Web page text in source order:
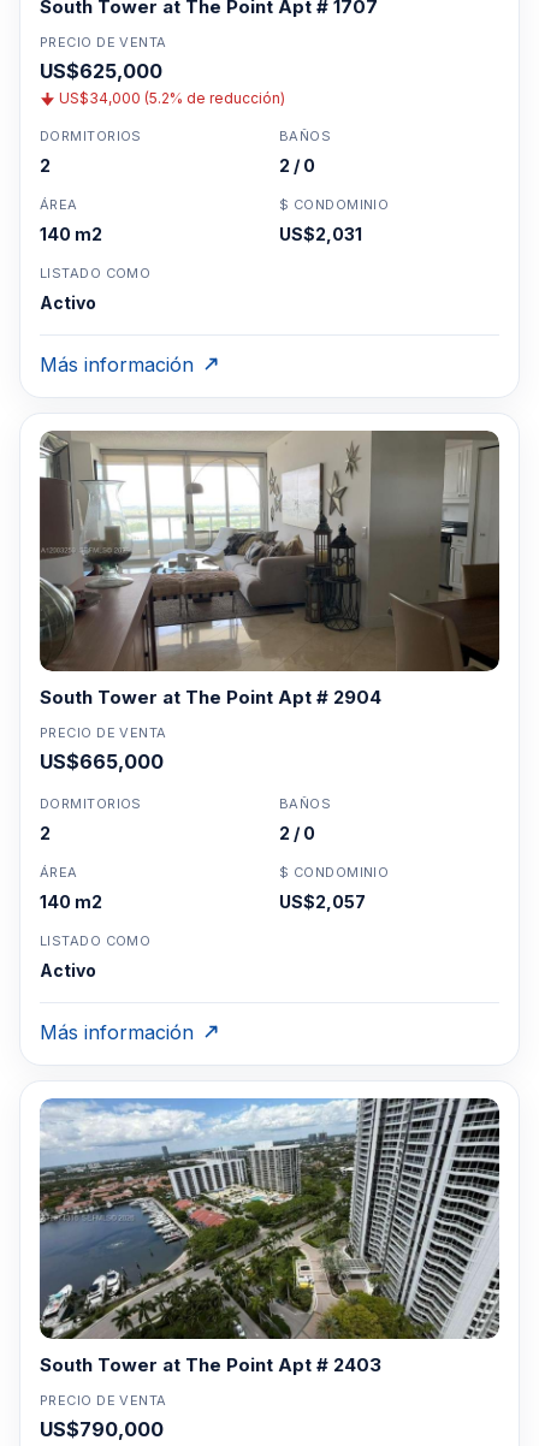
South Tower at The Point Apt # 1707
PRECIO DE VENTA
US$625,000
US$34,000 (5.2% de reducción)
DORMITORIOS
2
BAÑOS
2 / 0
ÁREA
140 m2
$ CONDOMINIO
US$2,031
LISTADO COMO
Activo
Más información
South Tower at The Point Apt # 2904
PRECIO DE VENTA
US$665,000
DORMITORIOS
2
BAÑOS
2 / 0
ÁREA
140 m2
$ CONDOMINIO
US$2,057
LISTADO COMO
Activo
Más información
South Tower at The Point Apt # 2403
PRECIO DE VENTA
US$790,000